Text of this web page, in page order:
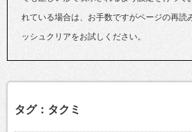
れている場合は、お手数ですがページの再読
ッシュクリアをお試しください。
タグ：タクミ